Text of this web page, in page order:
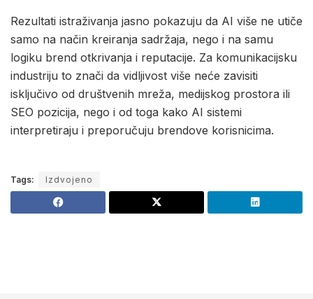
Rezultati istraživanja jasno pokazuju da AI više ne utiče
samo na način kreiranja sadržaja, nego i na samu
logiku brend otkrivanja i reputacije. Za komunikacijsku
industriju to znači da vidljivost više neće zavisiti
isključivo od društvenih mreža, medijskog prostora ili
SEO pozicija, nego i od toga kako AI sistemi
interpretiraju i preporučuju brendove korisnicima.
Tags: Izdvojeno